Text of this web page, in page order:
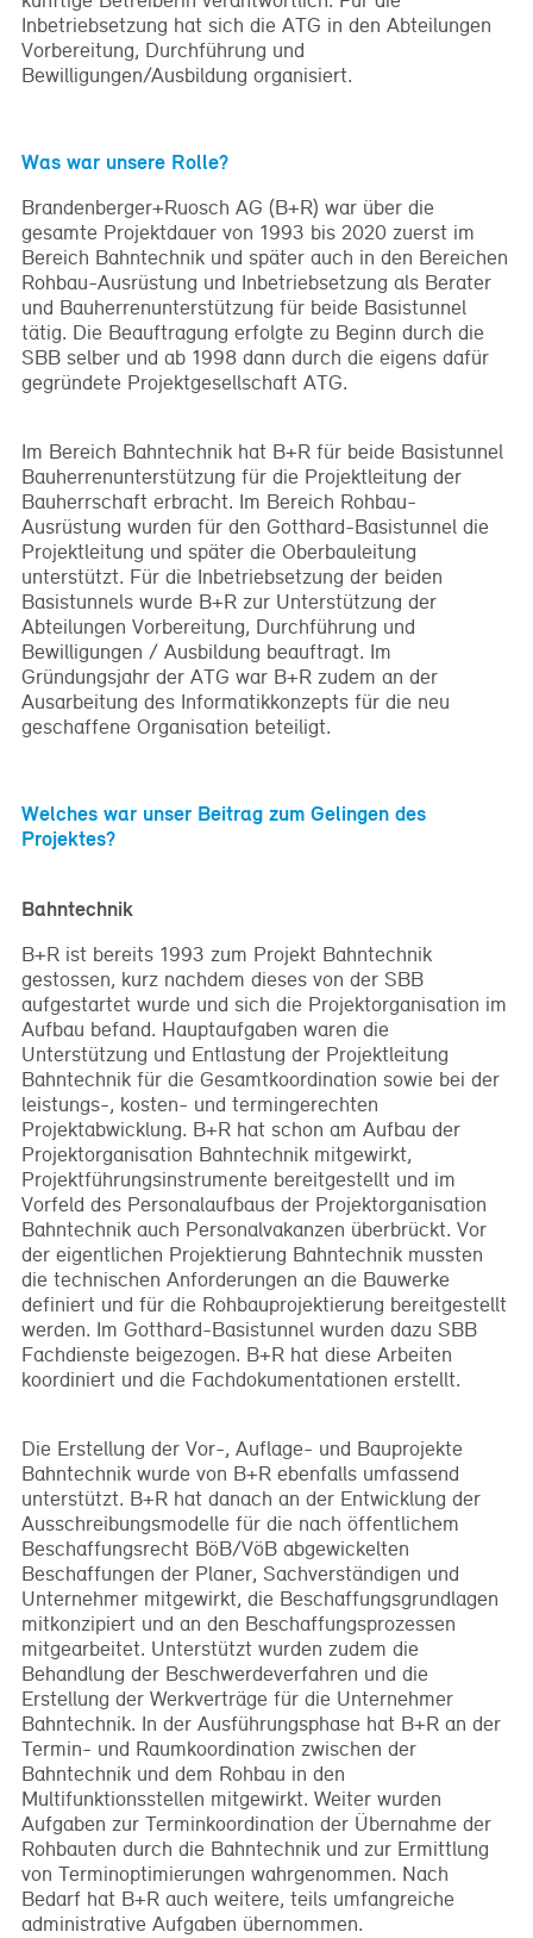
Inbetriebsetzung hat sich die ATG in den Abteilungen
Vorbereitung, Durchführung und
Bewilligungen/Ausbildung organisiert.
Was war unsere Rolle?
Brandenberger+Ruosch AG (B+R) war über die
gesamte Projektdauer von 1993 bis 2020 zuerst im
Bereich Bahntechnik und später auch in den Bereichen
Rohbau-Ausrüstung und Inbetriebsetzung als Berater
und Bauherrenunterstützung für beide Basistunnel
tätig. Die Beauftragung erfolgte zu Beginn durch die
SBB selber und ab 1998 dann durch die eigens dafür
gegründete Projektgesellschaft ATG.
Im Bereich Bahntechnik hat B+R für beide Basistunnel
Bauherrenunterstützung für die Projektleitung der
Bauherrschaft erbracht. Im Bereich Rohbau-
Ausrüstung wurden für den Gotthard-Basistunnel die
Projektleitung und später die Oberbauleitung
unterstützt. Für die Inbetriebsetzung der beiden
Basistunnels wurde B+R zur Unterstützung der
Abteilungen Vorbereitung, Durchführung und
Bewilligungen / Ausbildung beauftragt. Im
Gründungsjahr der ATG war B+R zudem an der
Ausarbeitung des Informatikkonzepts für die neu
geschaffene Organisation beteiligt.
Welches war unser Beitrag zum Gelingen des
Projektes?
Bahntechnik
B+R ist bereits 1993 zum Projekt Bahntechnik
gestossen, kurz nachdem dieses von der SBB
aufgestartet wurde und sich die Projektorganisation im
Aufbau befand. Hauptaufgaben waren die
Unterstützung und Entlastung der Projektleitung
Bahntechnik für die Gesamtkoordination sowie bei der
leistungs-, kosten- und termingerechten
Projektabwicklung. B+R hat schon am Aufbau der
Projektorganisation Bahntechnik mitgewirkt,
Projektführungsinstrumente bereitgestellt und im
Vorfeld des Personalaufbaus der Projektorganisation
Bahntechnik auch Personalvakanzen überbrückt. Vor
der eigentlichen Projektierung Bahntechnik mussten
die technischen Anforderungen an die Bauwerke
definiert und für die Rohbauprojektierung bereitgestellt
werden. Im Gotthard-Basistunnel wurden dazu SBB
Fachdienste beigezogen. B+R hat diese Arbeiten
koordiniert und die Fachdokumentationen erstellt.
Die Erstellung der Vor-, Auflage- und Bauprojekte
Bahntechnik wurde von B+R ebenfalls umfassend
unterstützt. B+R hat danach an der Entwicklung der
Ausschreibungsmodelle für die nach öffentlichem
Beschaffungsrecht BöB/VöB abgewickelten
Beschaffungen der Planer, Sachverständigen und
Unternehmer mitgewirkt, die Beschaffungsgrundlagen
mitkonzipiert und an den Beschaffungsprozessen
mitgearbeitet. Unterstützt wurden zudem die
Behandlung der Beschwerdeverfahren und die
Erstellung der Werkverträge für die Unternehmer
Bahntechnik. In der Ausführungsphase hat B+R an der
Termin- und Raumkoordination zwischen der
Bahntechnik und dem Rohbau in den
Multifunktionsstellen mitgewirkt. Weiter wurden
Aufgaben zur Terminkoordination der Übernahme der
Rohbauten durch die Bahntechnik und zur Ermittlung
von Terminoptimierungen wahrgenommen. Nach
Bedarf hat B+R auch weitere, teils umfangreiche
administrative Aufgaben übernommen.